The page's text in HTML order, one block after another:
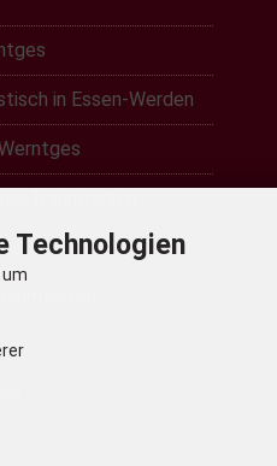
in Essen-Werden
Technologien